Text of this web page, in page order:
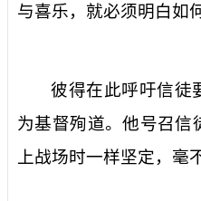
与喜乐，就必须明白如
彼得在此呼吁信徒
为基督殉道。他号召信
上战场时一样坚定，毫